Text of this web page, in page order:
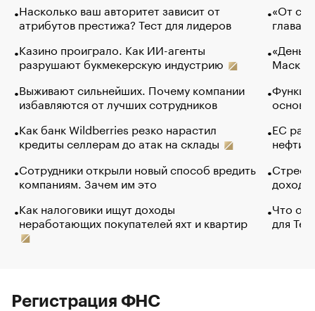
Насколько ваш авторитет зависит от
атрибутов престижа? Тест для лидеров
Казино проиграло. Как ИИ-агенты
разрушают букмекерскую индустрию
Выживают сильнейших. Почему компании
избавляются от лучших сотрудников
Как банк Wildberries резко нарастил
кредиты селлерам до атак на склады
Сотрудники открыли новый способ вредить
компаниям. Зачем им это
Как налоговики ищут доходы
неработающих покупателей яхт и квартир
«От
глава
Маск в
основ
ЕС
нефти
Что
для
Регистрация ФНС